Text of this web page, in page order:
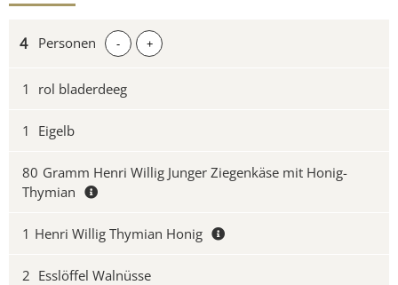
Personen - +
1 rol bladerdeeg
1 Eigelb
80 Gramm Henri Willig Junger Ziegenkäse mit Honig-
Thymian
1 Henri Willig Thymian Honig
2 Esslöffel Walnüsse